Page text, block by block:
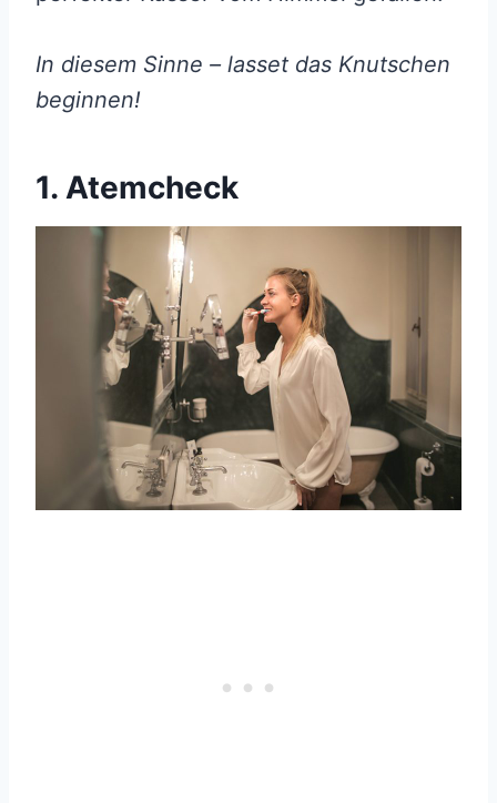
In diesem Sinne – lasset das Knutschen
beginnen!
1. Atemcheck